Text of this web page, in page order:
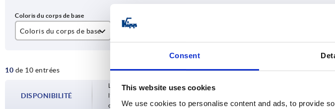
Consent
This website uses cookies
We use cookies to personalise content and ads, to provide
Coloris du corps de base
hêtre naturel M5
M6
10 de 10 entrées
DISPONIBILITÉ
Les disponibilités sont mises à jour plusieurs fois par jour à intervalles réguliers.
l’étape finale, avant de finaliser votre commande, vous connaîtrez la date
confirmée.